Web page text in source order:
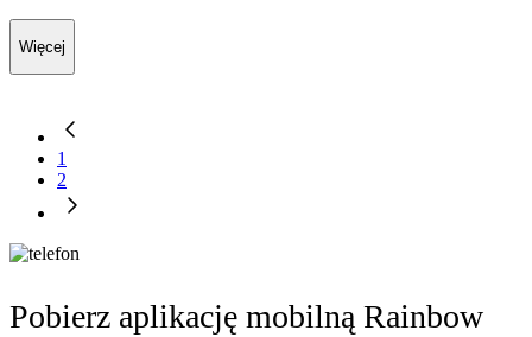
Więcej
1
2
Pobierz aplikację mobilną Rainbow